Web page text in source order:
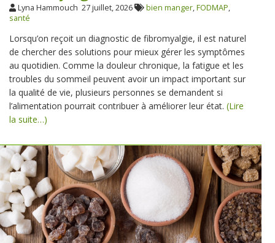
Lyna Hammouch 27 juillet, 2026 bien manger,FODMAP,
santé
Lorsqu’on reçoit un diagnostic de fibromyalgie, il est naturel
de chercher des solutions pour mieux gérer les symptômes
au quotidien. Comme la douleur chronique, la fatigue et les
troubles du sommeil peuvent avoir un impact important sur
la qualité de vie, plusieurs personnes se demandent si
l’alimentation pourrait contribuer à améliorer leur état. (Lire
la suite…)